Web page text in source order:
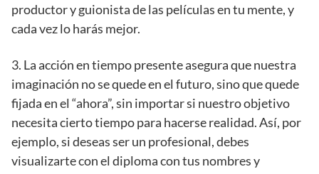
productor y guionista de las películas en tu mente, y
cada vez lo harás mejor.
3. La acción en tiempo presente asegura que nuestra
imaginación no se quede en el futuro, sino que quede
fijada en el “ahora”, sin importar si nuestro objetivo
necesita cierto tiempo para hacerse realidad. Así, por
ejemplo, si deseas ser un profesional, debes
visualizarte con el diploma con tus nombres y